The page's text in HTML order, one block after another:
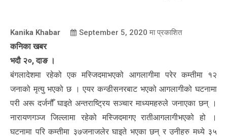
Kanika Khabar September 5, 2020 मा प्रकाशित
कनिका खबर
भदौ २०, दाङ ।
बंगलादेशमा रहेको एक मस्जिदमाभएको आगलागीमा परेर कम्तीमा १२
जनाको मृत्यु भएको छ । एयर कन्डीसनरबाट भएको आगलागीको घटनामा
परी अरू दर्जनौँ घाइते अन्तराष्ट्रिय सञ्चार माध्यमहरुले जनाएका छन् ।
नारायणगञ्ज जिल्लामा रहेको मस्जिदमागए रातीआगलागीभएको हो ।
घटनामा परि कम्तीमा ३७जनाजलेर घाइते भएका छन् र उनीहरु मध्ये ३५